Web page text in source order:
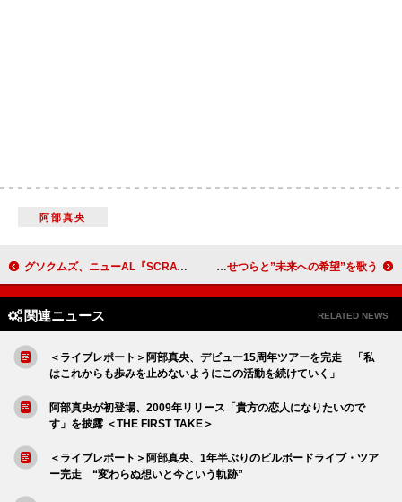
阿部真央
グソクムズ、ニューAL『SCRATCH』11月発売 先行配信SG「それは恋に違いない」リリース＆MV公開 さだまさし、19年ぶりの【夏 長崎から】開催 今井美樹／湘南乃風／南こうせつらと”未来への希望”を歌う
関連ニュース RELATED NEWS
＜ライブレポート＞阿部真央、デビュー15周年ツアーを完走 「私
はこれからも歩みを止めないようにこの活動を続けていく」
阿部真央が初登場、2009年リリース「貴方の恋人になりたいので
す」を披露 ＜THE FIRST TAKE＞
＜ライブレポート＞阿部真央、1年半ぶりのビルボードライブ・ツア
ー完走 “変わらぬ想いと今という軌跡”